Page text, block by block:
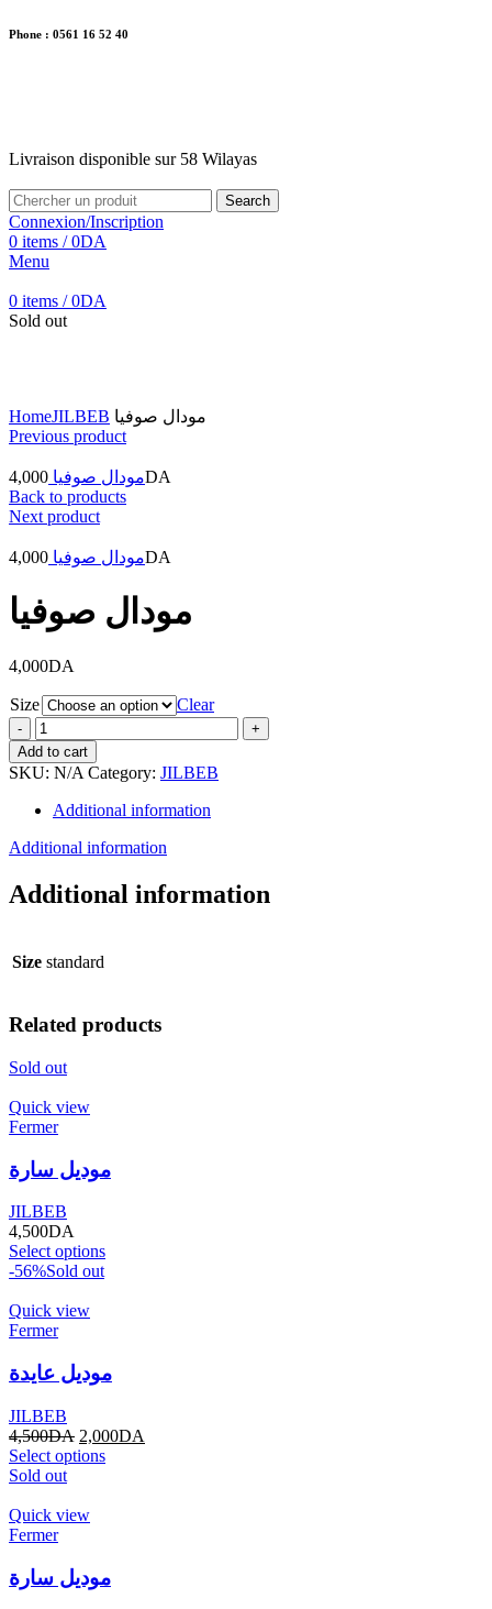
Phone : 0561 16 52 40
Livraison disponible sur 58 Wilayas
Search
Connexion/Inscription
0 items / 0DA
Menu
0 items / 0DA
Sold out
HomeJILBEB مودال صوفيا
Previous product
مودال صوفيا 4,000
DA
Back to products
Next product
مودال صوفيا 4,000 DA
مودال صوفيا
4,000DA
Size
Clear
مودال
صوفيا
quantity
Add to cart
SKU: N/A Category: JILBEB
Additional information
Additional information
Additional information
Size standard
Related products
Sold out
Quick view
Fermer
موديل سارة
JILBEB
4,500DA
Select options
-56%Sold out
Quick view
Fermer
موديل عايدة
JILBEB
4,500DA 2,000DA
Select options
Sold out
Quick view
Fermer
موديل سارة